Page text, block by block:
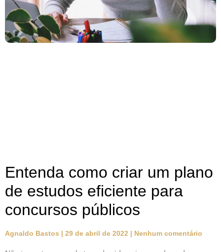
Entenda como criar um plano
de estudos eficiente para
concursos públicos
Agnaldo Bastos 29 de abril de 2022 Nenhum comentário